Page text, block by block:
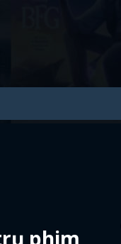
phim